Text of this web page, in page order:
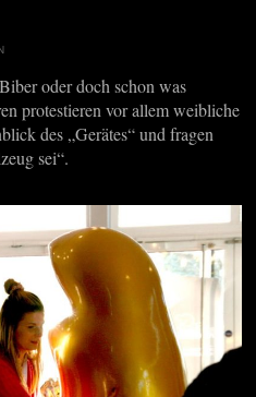
oder doch schon was
protestieren vor allem weibliche
des „Gerätes“ und fragen
sei“.